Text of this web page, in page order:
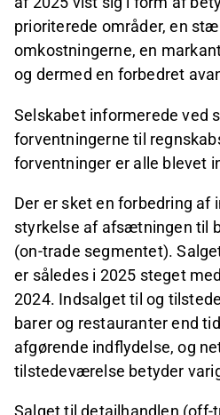
prioriterede områder, en
omkostningerne, en
og dermed en forbedret
Selskabet informerede ved
forventningerne til
forventninger er alle blevet
Der er sket en forbedring af
styrkelse af afsætningen til
(on-trade segmentet).
er således i 2025 steget
2024. Indsalget til og
barer og restauranter end
afgørende indflydelse, og
tilstedeværelse betyder
Salget til detailhandlen (off-